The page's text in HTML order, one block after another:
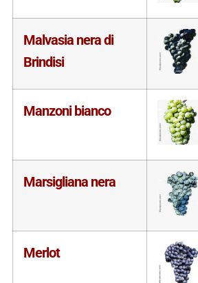
Malvasia nera di
Brindisi
Manzoni bianco
Marsigliana nera
Merlot